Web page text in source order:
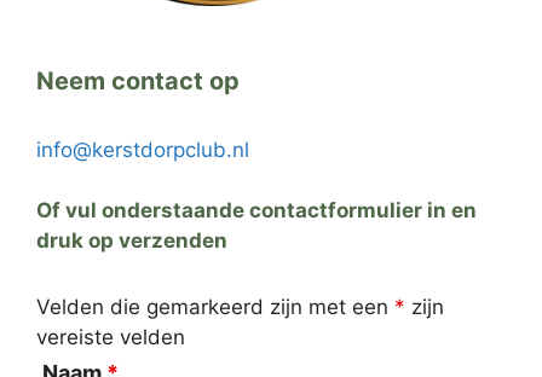
Neem contact op
info@kerstdorpclub.nl
Of vul onderstaande contactformulier in en
druk op verzenden
Velden die gemarkeerd zijn met een * zijn
vereiste velden